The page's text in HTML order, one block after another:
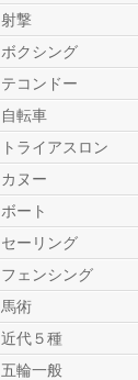
射撃
ボクシング
テコンドー
自転車
トライアスロン
カヌー
ボート
セーリング
フェンシング
馬術
近代５種
五輪一般